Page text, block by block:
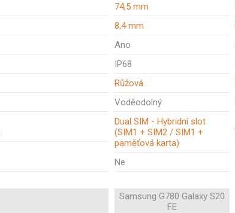
74,5 mm
8,4 mm
Ano
IP68
Růžová
Voděodolný
Dual SIM - Hybridní slot
(SIM1 + SIM2 / SIM1 +
paměťová karta)
Ne
Samsung G780 Galaxy S20
FE